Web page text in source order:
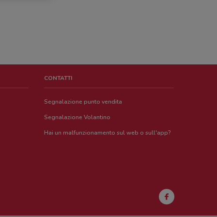
CONTATTI
Segnalazione punto vendita
Segnalazione Volantino
Hai un malfunzionamento sul web o sull'app?